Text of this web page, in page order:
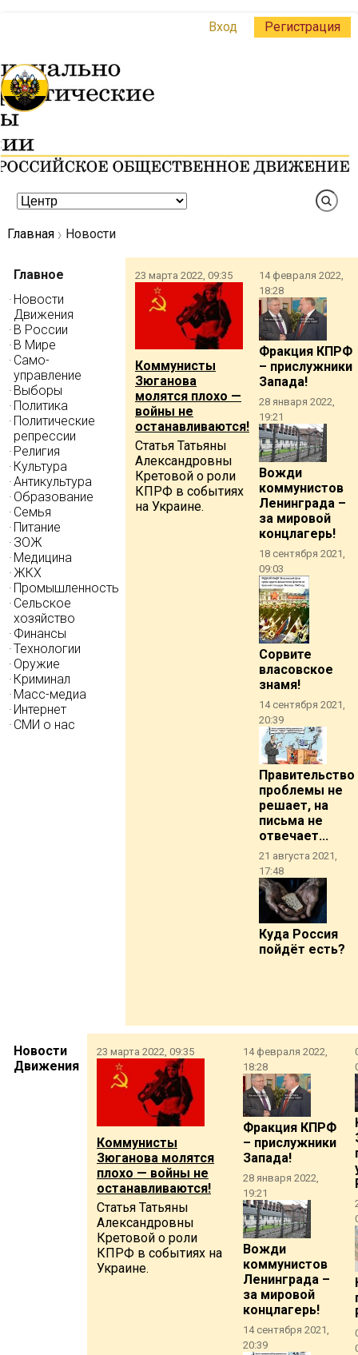
Вход Регистрация
Главная Новости
Главное
Новости
Движения
В России
В Мире
Само-
управление
Выборы
Политика
Политические
репрессии
Религия
Культура
Антикультура
Образование
Семья
Питание
ЗОЖ
Медицина
ЖКХ
Промышленность
Сельское
хозяйство
Финансы
Технологии
Оружие
Криминал
Масс-медиа
Интернет
СМИ о нас
23 марта 2022, 09:35
Коммунисты
Зюганова
молятся плохо —
войны не
останавливаются!
Статья Татьяны
Александровны
Кретовой о роли
КПРФ в событиях
на Украине.
14 февраля 2022,
18:28
Фракция КПРФ
– прислужники
Запада!
28 января 2022,
19:21
Вожди
коммунистов
Ленинграда –
за мировой
концлагерь!
18 сентября 2021,
09:03
Сорвите
власовское
знамя!
14 сентября 2021,
20:39
Правительство
проблемы не
решает, на
письма не
отвечает...
21 августа 2021,
17:48
Куда Россия
пойдёт есть?
Новости
Движения
23 марта 2022, 09:35
Коммунисты
Зюганова молятся
плохо — войны не
останавливаются!
Статья Татьяны
Александровны
Кретовой о роли
КПРФ в событиях на
Украине.
14 февраля 2022,
18:28
Фракция КПРФ
– прислужники
Запада!
28 января 2022,
19:21
Вожди
коммунистов
Ленинграда –
за мировой
концлагерь!
14 сентября 2021,
20:39